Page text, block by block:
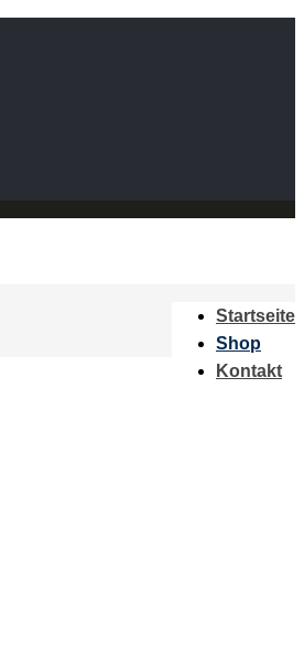
Startseite
Shop
Kontakt